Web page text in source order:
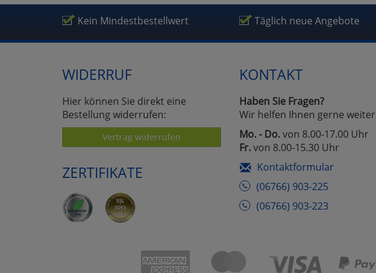
Kein Mindestbestellwert Täglich neue Angebote
WIDERRUF
Hier können Sie direkt eine
Bestellung widerrufen:
Vertrag widerrufen
ZERTIFIKATE
KONTAKT
Haben Sie Fragen?
Wir helfen Ihnen gerne
Mo. - Do.von 8.00-17.00 Uhr
Fr.von 8.00-15.30 Uhr
Kontaktformular
(06766) 903-225
(06766) 903-223